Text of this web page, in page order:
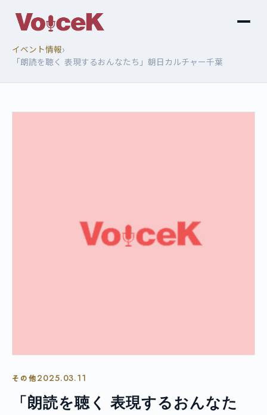
イベント情報›
「朗読を聴く 表現するおんなたち」朝日カルチャー千葉
その他2025.03.11
「朗読を聴く 表現するおんなた